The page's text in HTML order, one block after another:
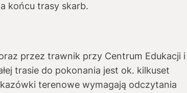
końcu trasy skarb.
przez trawnik przy Centrum Edukacji i
trasie do pokonania jest ok. kilkuset
terenowe wymagają odczytania